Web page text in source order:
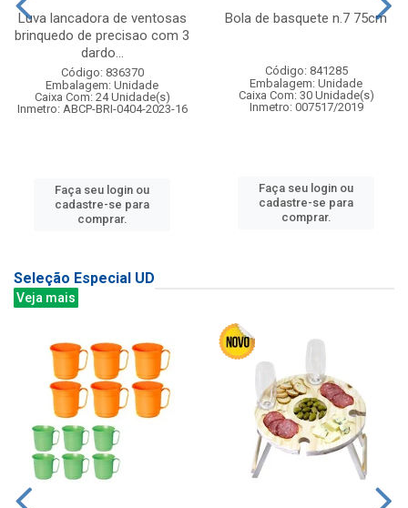
Luva lancadora de ventosas
brinquedo de precisao com 3
dardo...
Código: 836370
Embalagem: Unidade
Caixa Com: 24 Unidade(s)
Inmetro: ABCP-BRI-0404-2023-16
Faça seu login ou
cadastre-se para
comprar.
Bola de basquete n.7 75cm
Código: 841285
Embalagem: Unidade
Caixa Com: 30 Unidade(s)
Inmetro: 007517/2019
Faça seu login ou
cadastre-se para
comprar.
Seleção Especial UD
Veja mais